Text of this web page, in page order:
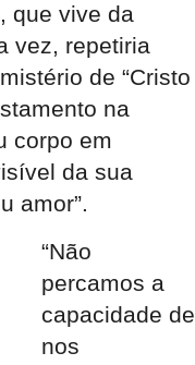
que vive da
vez, repetiria
de “Cristo
na
corpo em
da sua
amor”.
“Não
percamos a
capacidade de
nos